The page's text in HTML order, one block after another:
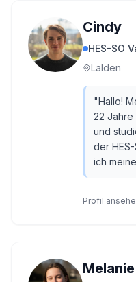
Cindy
HES-SO
Lalden
"Hallo!
22 Jahre
und
der
ich
Profil
Melanie